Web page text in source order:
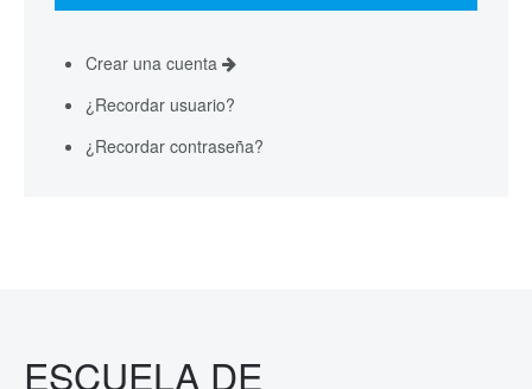
Crear una cuenta
¿Recordar usuario?
¿Recordar contraseña?
ESCUELA DE